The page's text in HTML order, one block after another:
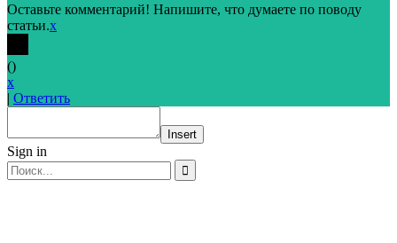
Оставьте комментарий! Напишите, что думаете по поводу
статьи.x
()
x
| Ответить
Insert
Sign in